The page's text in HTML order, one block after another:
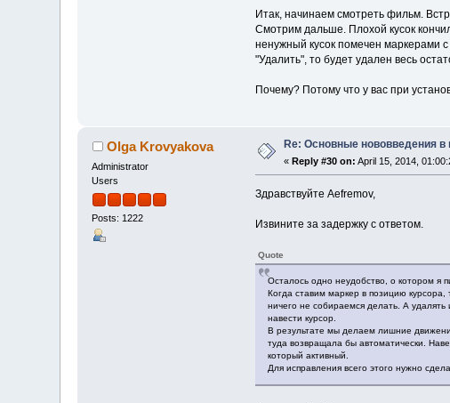
Итак, начинаем смотреть фильм.
Смотрим дальше. Плохой кусок
ненужный кусок помечен маркерами
"Удалить", то будет удален весь
Почему? Потому что у вас при
Olga Krovyakova
Administrator
Users
Posts: 1222
Re: Основные нововведения в
«Reply #30 on: April 15, 2014,
Здравствуйте Aefremov,
Извините за задержку с ответом.
Quote
Осталось одно неудобство, о котором я
Когда ставим маркер в позицию
ничего не собираемся делать. А
навести курсор.
В результате мы делаем лишние
туда возвращала бы автоматически.
который активный.
Для исправления всего этого нужно